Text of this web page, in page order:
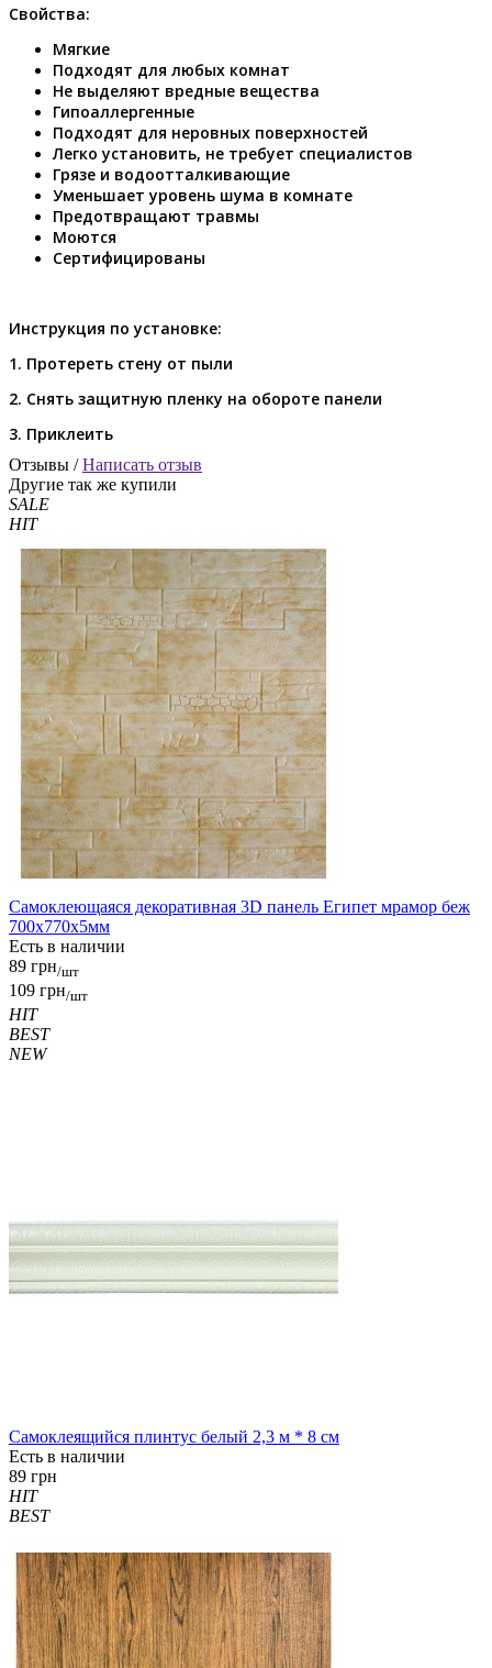
Свойства:
Мягкие
Подходят для любых комнат
Не выделяют вредные вещества
Гипоаллергенные
Подходят для неровных поверхностей
Легко установить, не требует специалистов
Грязе и водоотталкивающие
Уменьшает уровень шума в комнате
Предотвращают травмы
Моются
Сертифицированы
Инструкция по установке:
1. Протереть стену от пыли
2. Снять защитную пленку на обороте панели
3. Приклеить
Отзывы /Написать отзыв
Другие так же купили
SALE
HIT
Самоклеющаяся декоративная 3D панель Египет мрамор беж
700x770x5мм
Есть в наличии
89 грн/шт
109 грн/шт
HIT
BEST
NEW
Самоклеящийся плинтус белый 2,3 м * 8 см
Есть в наличии
89 грн
HIT
BEST